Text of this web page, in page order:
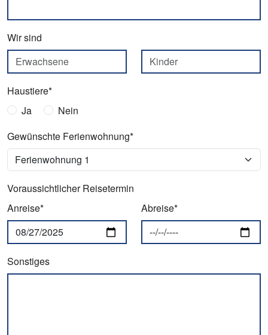
Wir sind
Haustiere*
Ja
Nein
Gewünschte Ferienwohnung*
Voraussichtlicher Reisetermin
Anreise*
Abreise*
Sonstiges